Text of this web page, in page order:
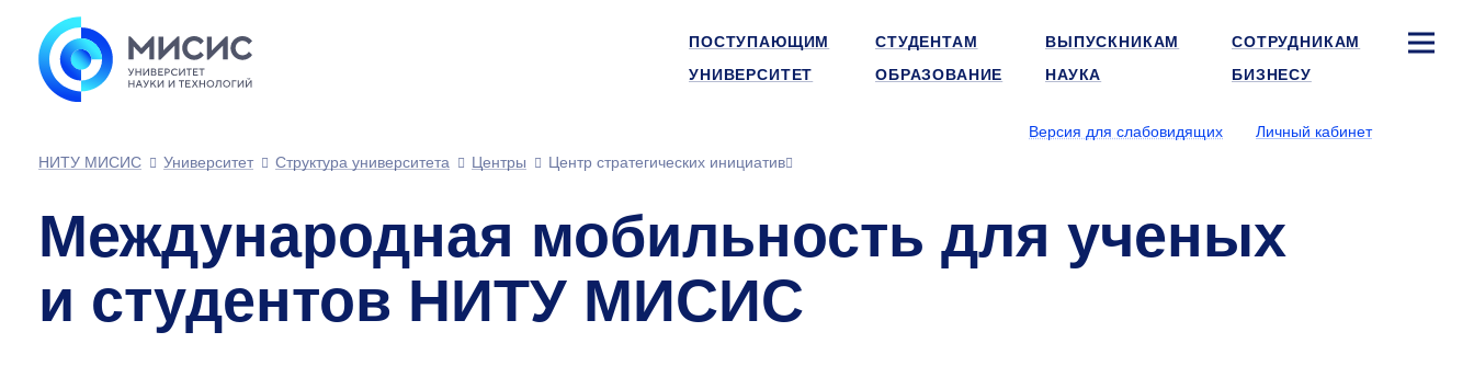
ПОСТУПАЮЩИМ СТУДЕНТАМ ВЫПУСКНИКАМ
СОТРУДНИКАМ
УНИВЕРСИТЕТ
ОБРАЗОВАНИЕ НАУКА БИЗНЕСУ
Версия для слабовидящих
Личный кабинет
НИТУ МИСИС
Университет Структура университета Центры Центр стратегических инициатив
Международная мобильность для ученых
и студентов НИТУ МИСИС